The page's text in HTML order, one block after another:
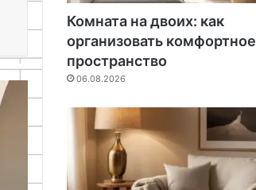
Комната на двоих: как
организовать комфортное
пространство
06.08.2026